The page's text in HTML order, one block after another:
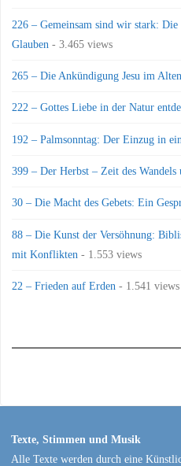
226 – Gemeinsam sind wir stark:
Glauben - 3.465 views
265 – Die Ankündigung Jesu im
222 – Gottes Liebe in der Natur
192 – Palmsonntag: Der Einzug in
399 – Der Herbst – Zeit des Wandels
30 – Die Macht des Gebets: Ein
88 – Die Kunst der Versöhnung:
mit Konflikten - 1.553 views
22 – Frieden auf Erden - 1.541 views
Texte, Stimmen und Musik
Alle Texte werden durch eine